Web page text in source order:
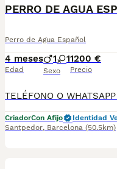
PERRO DE AGUA
Perro de Agua Español
4 meses
Edad
1 1
Sexo
1200 €
Precio
CriadorCon Afijo
Identidad
Santpedor, Barcelona (50.5km)